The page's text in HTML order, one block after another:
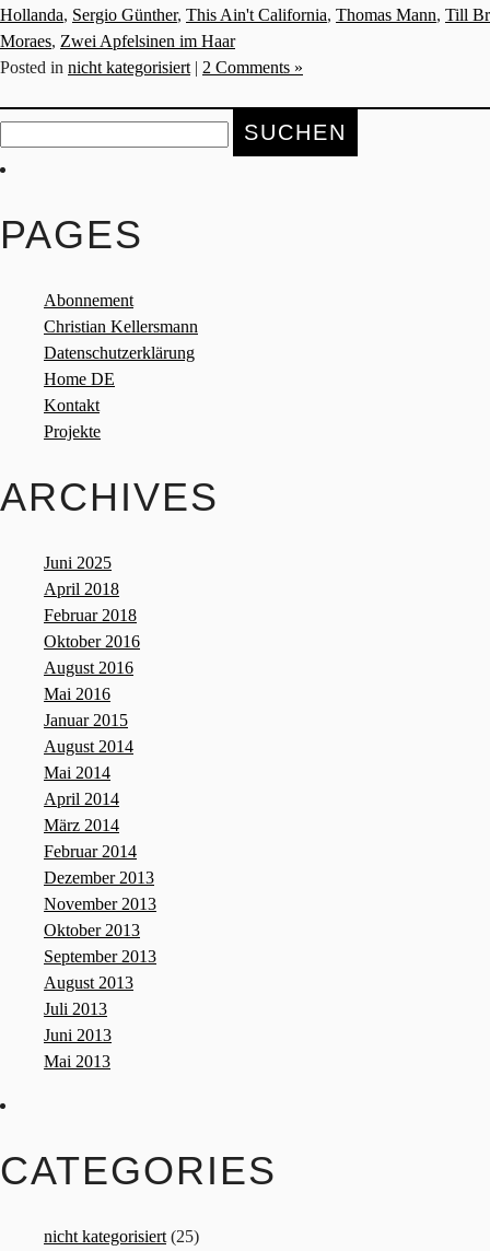
Hollanda, Sergio Günther, This Ain't California, Thomas Mann, Till
Moraes, Zwei Apfelsinen im Haar
Posted in nicht kategorisiert| 2 Comments »
Suche
nach:
PAGES
Abonnement
Christian Kellersmann
Datenschutzerklärung
Home DE
Kontakt
Projekte
ARCHIVES
Juni 2025
April 2018
Februar 2018
Oktober 2016
August 2016
Mai 2016
Januar 2015
August 2014
Mai 2014
April 2014
März 2014
Februar 2014
Dezember 2013
November 2013
Oktober 2013
September 2013
August 2013
Juli 2013
Juni 2013
Mai 2013
CATEGORIES
nicht kategorisiert (25)